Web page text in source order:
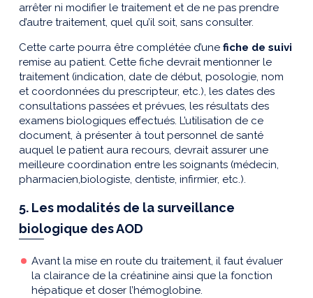
arrêter ni modifier le traitement et de ne pas prendre
d’autre traitement, quel qu’il soit, sans consulter.
Cette carte pourra être complétée d’une fiche de suivi
remise au patient. Cette fiche devrait mentionner le
traitement (indication, date de début, posologie, nom
et coordonnées du prescripteur, etc.), les dates des
consultations passées et prévues, les résultats des
examens biologiques effectués. L’utilisation de ce
document, à présenter à tout personnel de santé
auquel le patient aura recours, devrait assurer une
meilleure coordination entre les soignants (médecin,
pharmacien,biologiste, dentiste, infirmier, etc.).
5. Les modalités de la surveillance
biologique des AOD
Avant la mise en route du traitement, il faut évaluer
la clairance de la créatinine ainsi que la fonction
hépatique et doser l’hémoglobine.